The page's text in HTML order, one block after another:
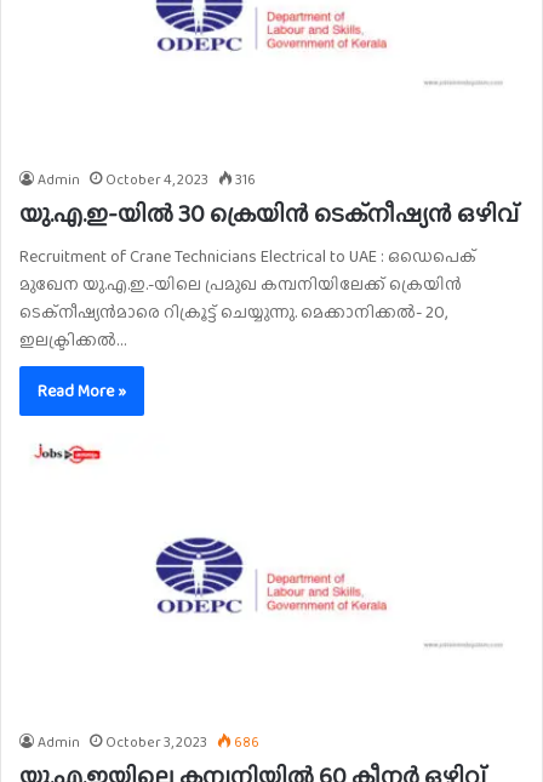
Admin October 4, 2023 316
യു.എ.ഇ-യിൽ 30 ക്രെയിൻ ടെക്നീഷ്യൻ ഒഴിവ്
Recruitment of Crane Technicians Electrical to UAE : ഒഡെപെക്
മുഖേന യു.എ.ഇ.-യിലെ പ്രമുഖ കമ്പനിയിലേക്ക് ക്രെയിൻ
ടെക്നീഷ്യൻമാരെ റിക്രൂട്ട് ചെയ്യുന്നു. മെക്കാനിക്കൽ- 20,
ഇലക്ട്രിക്കൽ…
Read More »
Admin October 3, 2023 686